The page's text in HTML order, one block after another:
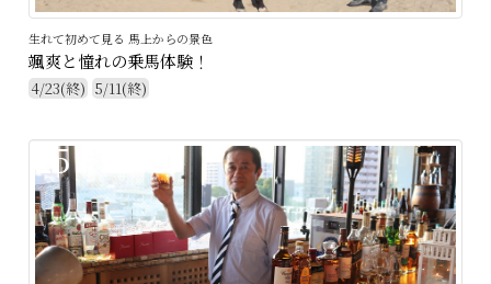
生れて初めて見る 馬上からの景色
颯爽と憧れの乗馬体験！
4/23(終) 5/11(終)
25